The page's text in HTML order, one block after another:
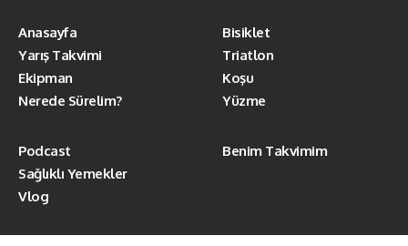
Anasayfa
Yarış Takvimi
Ekipman
Nerede Sürelim?
Bisiklet
Triatlon
Koşu
Yüzme
Podcast
Sağlıklı Yemekler
Vlog
Benim Takvimim